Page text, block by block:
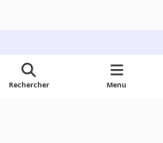
Rechercher Menu